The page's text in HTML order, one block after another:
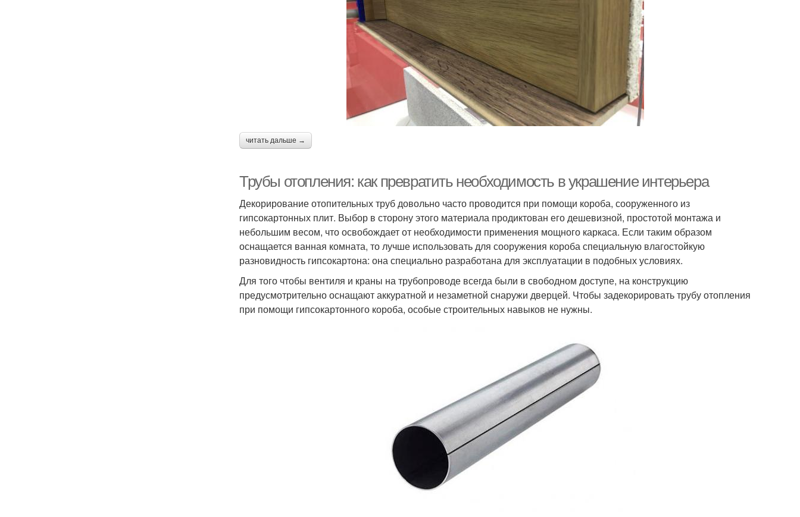
читать дальше →
Трубы отопления: как превратить необходимость в украшение интерьера
Декорирование отопительных труб довольно часто проводится при помощи короба, сооруженного из
гипсокартонных плит. Выбор в сторону этого материала продиктован его дешевизной, простотой монтажа и
небольшим весом, что освобождает от необходимости применения мощного каркаса. Если таким образом
оснащается ванная комната, то лучше использовать для сооружения короба специальную влагостойкую
разновидность гипсокартона: она специально разработана для эксплуатации в подобных условиях.
Для того чтобы вентиля и краны на трубопроводе всегда были в свободном доступе, на конструкцию
предусмотрительно оснащают аккуратной и незаметной снаружи дверцей. Чтобы задекорировать трубу отопления
при помощи гипсокартонного короба, особые строительных навыков не нужны.